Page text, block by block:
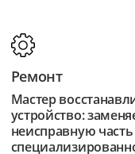
Ремонт
Мастер
устройство:
неисправную